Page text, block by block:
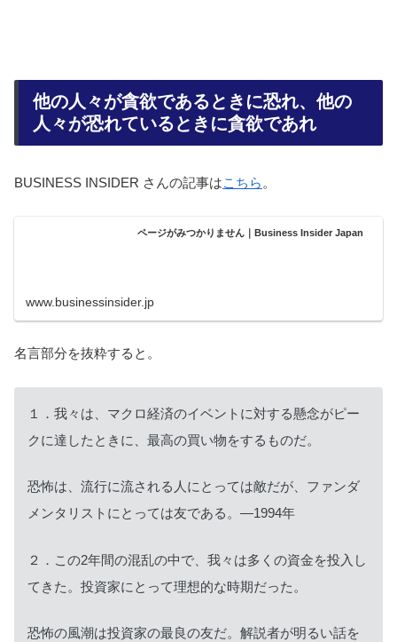
他の人々が貪欲であるときに恐れ、他の
人々が恐れているときに貪欲であれ
BUSINESS INSIDER さんの記事はこちら 。
ページがみつかりません｜Business Insider Japan
www.businessinsider.jp
名言部分を抜粋すると。
１．我々は、マクロ経済のイベントに対する懸念がピー
クに達したときに、最高の買い物をするものだ。
恐怖は、流行に流される人にとっては敵だが、ファンダ
メンタリストにとっては友である。—1994年
２．この2年間の混乱の中で、我々は多くの資金を投入し
てきた。投資家にとって理想的な時期だった。
恐怖の風潮は投資家の最良の友だ。解説者が明るい話を